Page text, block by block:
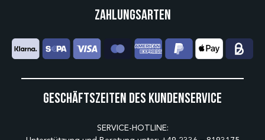
Geschäftszeiten des Kundenservice
SERVICE-HOTLINE:
Zahlungsarten